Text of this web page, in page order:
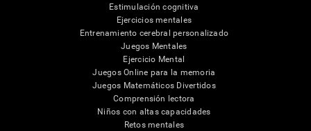
Estimulación cognitiva
Ejercicios mentales
Entrenamiento cerebral personalizado
Juegos Mentales
Ejercicio Mental
Juegos Online para la memoria
Juegos Matemáticos Divertidos
Comprensión lectora
Niños con altas capacidades
Retos mentales